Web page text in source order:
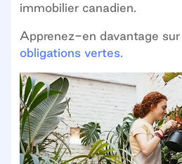
immobilier canadien.
Apprenez-en davantage
obligations vertes.